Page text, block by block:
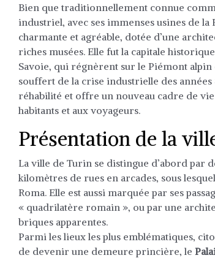
Bien que traditionnellement connue
industriel, avec ses immenses usines de la
charmante et agréable, dotée d’une
riches musées. Elle fut la capitale
Savoie, qui régnèrent sur le Piémont alpin
souffert de la crise industrielle des années
réhabilité et offre un nouveau cadre de vie
habitants et aux voyageurs.
Présentation de la
La ville de Turin se distingue d’abord par
kilomètres de rues en arcades, sous
Roma. Elle est aussi marquée par ses
« quadrilatère romain », ou par une
briques apparentes.
Parmi les lieux les plus emblématiques,
de devenir une demeure princière, le